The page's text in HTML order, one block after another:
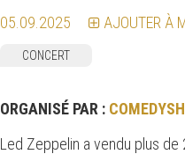
05.09.2025 AJOUTER À
CONCERT
ORGANISÉ PAR :
Led Zeppelin a vendu plus de